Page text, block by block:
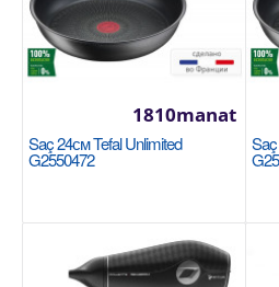
Sebede
Saç 24см Tefal Unlimited
G2550472
1810manat